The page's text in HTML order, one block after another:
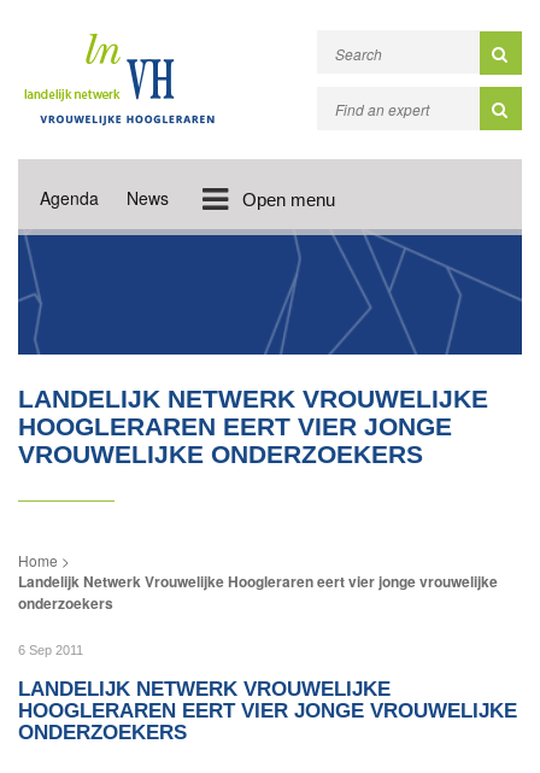
Agenda News Open menu
LANDELIJK NETWERK VROUWELIJKE
HOOGLERAREN EERT VIER JONGE
VROUWELIJKE ONDERZOEKERS
Landelijk Netwerk Vrouwelijke Hoogleraren eert vier jonge vrouwelijke
onderzoekers
6 Sep 2011
LANDELIJK NETWERK VROUWELIJKE
HOOGLERAREN EERT VIER JONGE VROUWELIJKE
ONDERZOEKERS